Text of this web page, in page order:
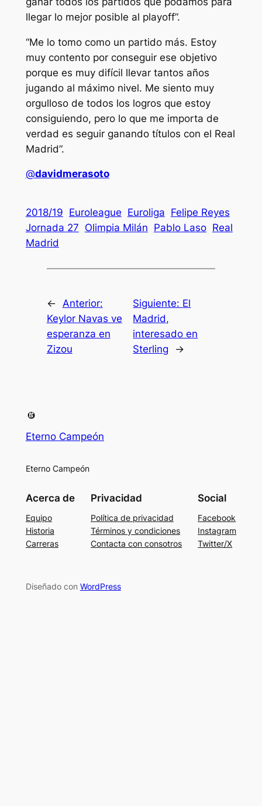
llegar lo mejor posible al playoff”.
“Me lo tomo como un partido más. Estoy
muy contento por conseguir ese objetivo
porque es muy difícil llevar tantos años
jugando al máximo nivel. Me siento muy
orgulloso de todos los logros que estoy
consiguiendo, pero lo que me importa de
verdad es seguir ganando títulos con el Real
Madrid”.
@davidmerasoto
2018/19 Euroleague Euroliga Felipe Reyes
Jornada 27 Olimpia Milán Pablo Laso Real
Madrid
← Anterior:
Keylor Navas ve
esperanza en
Zizou
Siguiente: El
Madrid,
interesado en
Sterling
→
Eterno Campeón
Eterno Campeón
Acerca de
Equipo
Historia
Carreras
Privacidad
Política de privacidad
Términos y condiciones
Contacta con consotros
Social
Facebook
Instagram
Twitter/X
Diseñado con WordPress